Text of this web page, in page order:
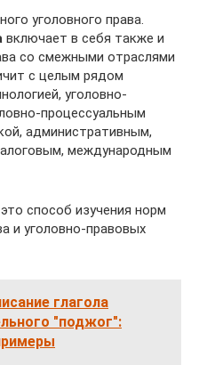
уголовного права.
включает в себя также и
со смежными отраслями
с целым рядом
уголовно-
процессуальным
административным,
международным
способ изучения норм
и уголовно-правовых
глагола
"поджог":